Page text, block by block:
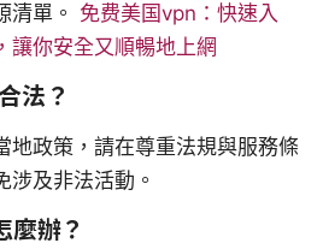
清單。 免费美国vpn：快速入
讓你安全又順暢地上網
法？
地政策，請在尊重法規與服務條
涉及非法活動。
麼辦？